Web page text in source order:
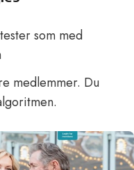
som med
medlemmer. Du